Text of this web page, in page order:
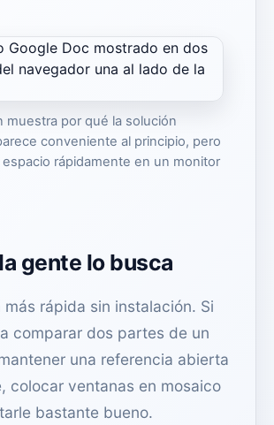
muestra por qué la solución
conveniente al principio, pero
rápidamente en un monitor
gente lo busca
más rápida sin instalación. Si
comparar dos partes de un
una referencia abierta
colocar ventanas en mosaico
bastante bueno.